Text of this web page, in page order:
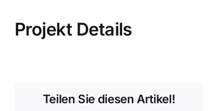
Projekt Details
Teilen Sie diesen Artikel!